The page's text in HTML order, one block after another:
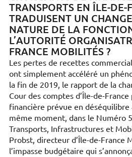
TRANSPORTS EN ÎLE-DE-
TRADUISENT UN
NATURE DE LA
L’AUTORITÉ
FRANCE MOBILITÉS ?
Les pertes de recettes
ont simplement accéléré un
la fin de 2019, le rapport de la
Cour des comptes d’Île-de-
financière prévue en déséquilibre
même moment, dans le Numéro
Transports, Infrastructures et
Probst, directeur d’Île-de-France
l’impasse budgétaire qui